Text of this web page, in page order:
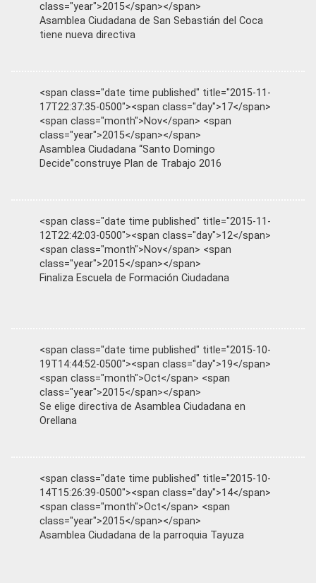
class="year">2015</span></span>
Asamblea Ciudadana de San Sebastián del Coca
tiene nueva directiva
<span class="date time published" title="2015-11-
17T22:37:35-0500"><span class="day">17</span>
<span class="month">Nov</span> <span
class="year">2015</span></span>
Asamblea Ciudadana “Santo Domingo
Decide”construye Plan de Trabajo 2016
<span class="date time published" title="2015-11-
12T22:42:03-0500"><span class="day">12</span>
<span class="month">Nov</span> <span
class="year">2015</span></span>
Finaliza Escuela de Formación Ciudadana
<span class="date time published" title="2015-10-
19T14:44:52-0500"><span class="day">19</span>
<span class="month">Oct</span> <span
class="year">2015</span></span>
Se elige directiva de Asamblea Ciudadana en
Orellana
<span class="date time published" title="2015-10-
14T15:26:39-0500"><span class="day">14</span>
<span class="month">Oct</span> <span
class="year">2015</span></span>
Asamblea Ciudadana de la parroquia Tayuza